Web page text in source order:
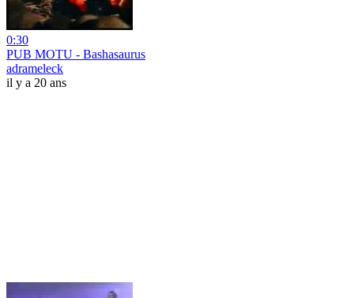
0:30
PUB MOTU - Bashasaurus
adrameleck
il y a 20 ans